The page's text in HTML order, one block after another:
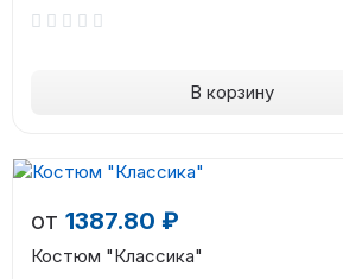
В корзину
от 1387.80 ₽
Костюм "Классика"